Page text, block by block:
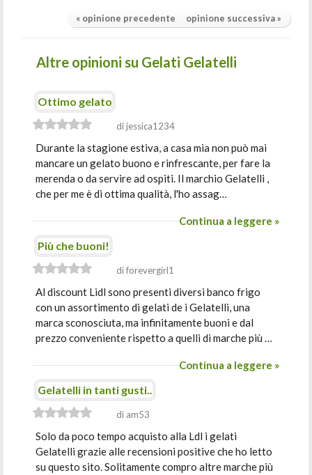
« opinione precedente opinione successiva »
Altre opinioni su Gelati Gelatelli
Ottimo gelato
di jessica1234
Durante la stagione estiva, a casa mia non può mai
mancare un gelato buono e rinfrescante, per fare la
merenda o da servire ad ospiti. Il marchio Gelatelli ,
che per me è di ottima qualità, l'ho assag…
Continua a leggere »
Più che buoni!
di forevergirl1
Al discount Lidl sono presenti diversi banco frigo
con un assortimento di gelati de i Gelatelli, una
marca sconosciuta, ma infinitamente buoni e dal
prezzo conveniente rispetto a quelli di marche più …
Continua a leggere »
Gelatelli in tanti gusti..
di am53
Solo da poco tempo acquisto alla Ldl i gelati
Gelatelli grazie alle recensioni positive che ho letto
su questo sito. Solitamente compro altre marche più